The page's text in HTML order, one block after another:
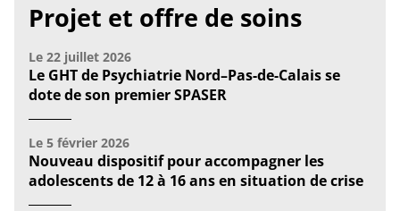
Projet et offre de soins
Le 22 juillet 2026
Le GHT de Psychiatrie Nord–Pas-de-Calais se
dote de son premier SPASER
Le 5 février 2026
Nouveau dispositif pour accompagner les
adolescents de 12 à 16 ans en situation de crise